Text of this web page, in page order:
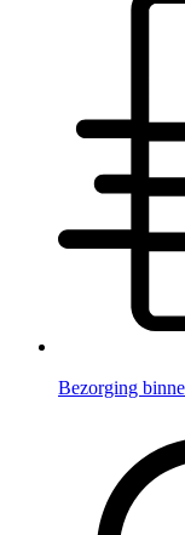
Bezorging